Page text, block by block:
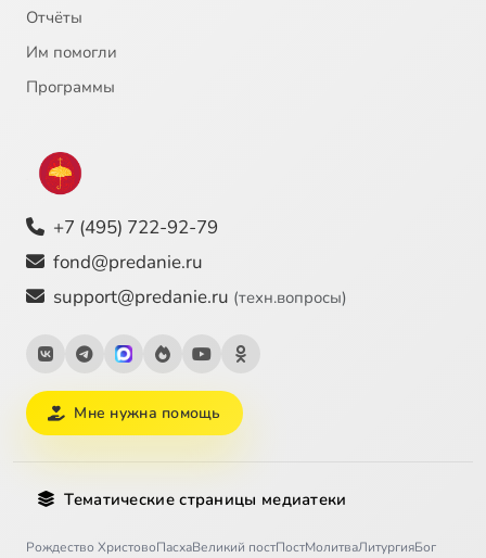
Отчёты
Им помогли
Программы
+7 (495) 722-92-79
fond@predanie.ru
support@predanie.ru (техн.вопросы)
Мне нужна помощь
Тематические страницы медиатеки
Рождество ХристовоПасхаВеликий постПостМолитваЛитургияБог